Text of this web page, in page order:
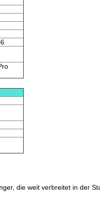
die weit verbreitet in der